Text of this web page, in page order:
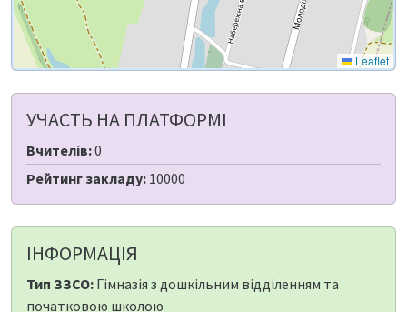
Leaflet
УЧАСТЬ НА ПЛАТФОРМІ
Вчителів:0
Рейтинг закладу: 10000
ІНФОРМАЦІЯ
Тип ЗЗСО: Гімназія з дошкільним відділенням та
початковою школою